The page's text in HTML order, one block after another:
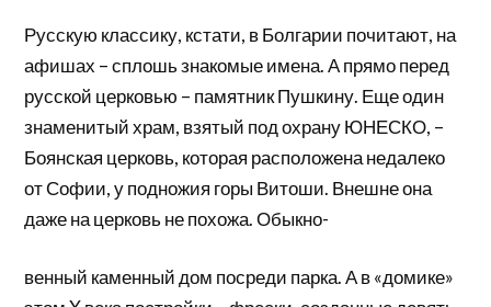
Русскую классику, кстати, в Болгарии почитают, на
афишах – сплошь знакомые имена. А прямо перед
русской церковью – памятник Пушкину. Еще один
знаменитый храм, взятый под охрану ЮНЕСКО, –
Боянская церковь, которая расположена недалеко
от Софии, у подножия горы Витоши. Внешне она
даже на церковь не похожа. Обыкно-
венный каменный дом посреди парка. А в «домике»